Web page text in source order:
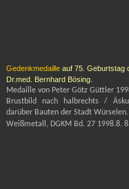
Gedenkmedaille auf 75. Geburtstag
Dr.med. Bernhard Bösing.
Medaille von Peter Götz Güttler
Brustbild nach halbrechts /
darüber Bauten der Stadt Würselen.
Weißmetall, DGKM Bd. 27 1998.8.